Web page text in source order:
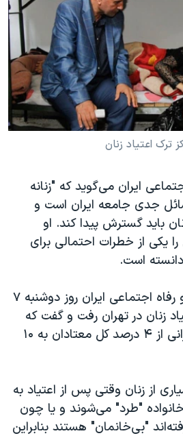
۲۰۲۴
اسرائیل
رهبری ایران
نوبل صلح
«سی‌پک»
ترک اعتیاد زنان
ایران می‌گوید که "زنانه
جدی جامعه ایران است و
باید گسترش پیدا کند. او
یکی از خطرات احتمالی برای
است.
علی ربیعی، تعاون، کار و رفاه اجتماعی ایران روز دوشنبه ۷
زنان در تهران رفت و گفت که
شیوع اعتیاد در زنان ایرانی از ۴ درصد کل معتادان به ۱۰
از زنان وقتی پس از اعتیاد به
خانواده "طرد" می‌شوند و یا چون
"بی‌خانمان" هستند بنابراین